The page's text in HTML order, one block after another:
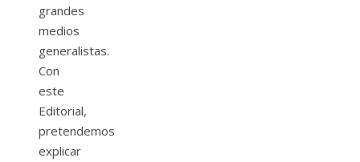
grandes
medios
generalistas.
Con
este
Editorial,
pretendemos
explicar